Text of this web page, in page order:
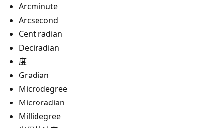
Arcminute
Arcsecond
Centiradian
Deciradian
度
Gradian
Microdegree
Microradian
Millidegree